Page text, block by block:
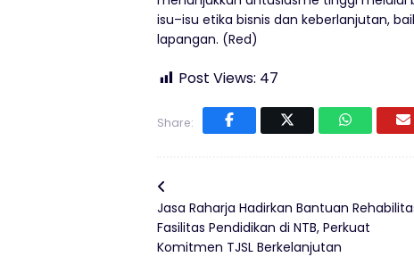
isu–isu etika bisnis dan keberlanjutan,
lapangan. (Red)
Post Views: 47
Share:
Jasa Raharja Hadirkan Bantuan
Fasilitas Pendidikan di NTB, Perkuat
Komitmen TJSL Berkelanjutan